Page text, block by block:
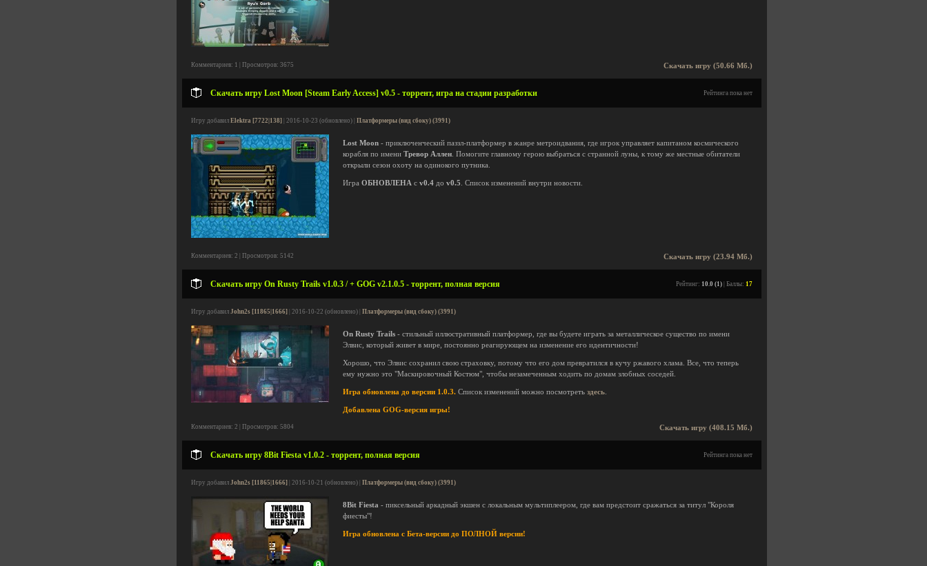
Скачать игру (50.66 Мб.)
Комментариев: 1 | Просмотров: 3675
Скачать игру Lost Moon [Steam Early Access] v0.5 - торрент, игра на стадии разработки Рейтинга пока нет
Игру добавил Elektra [7722|138] | 2016-10-23 (обновлено) | Платформеры (вид сбоку) (3991)
Lost Moon - приключенческий паззл-платформер в жанре метроидвания, где игрок управляет капитаном космического
корабля по имени Тревор Аллен . Помогите главному герою выбраться с странной луны, к тому же местные обитатели
открыли сезон охоту на одинокого путника.
Игра ОБНОВЛЕНА с v0.4 до v0.5 . Список изменений внутри новости.
Скачать игру (23.94 Мб.)
Комментариев: 2 | Просмотров: 5142
Скачать игру On Rusty Trails v1.0.3 / + GOG v2.1.0.5 - торрент, полная версия Рейтинг: 10.0 (1) | Баллы: 17
Игру добавил John2s [11865|1666] | 2016-10-22 (обновлено) | Платформеры (вид сбоку) (3991)
On Rusty Trails - стильный иллюстративный платформер, где вы будете играть за металлическое существо по имени
Элвис, который живет в мире, постоянно реагирующем на изменение его идентичности!
Хорошо, что Элвис сохранил свою страховку, потому что его дом превратился в кучу ржавого хлама. Все, что теперь
ему нужно это "Маскировочный Костюм", чтобы незамеченным ходить по домам злобных соседей.
Игра обновлена до версии 1.0.3. Список изменений можно посмотреть здесь
Добавлена GOG-версия игры!
Скачать игру (408.15 Мб.)
Комментариев: 2 | Просмотров: 5804
Скачать игру 8Bit Fiesta v1.0.2 - торрент, полная версия Рейтинга пока нет
Игру добавил John2s [11865|1666] | 2016-10-21 (обновлено) | Платформеры (вид сбоку) (3991)
8Bit Fiesta - пиксельный аркадный экшен с локальным мультиплеером, где вам предстоит сражаться за титул "Короля
фиесты"!
Игра обновлена с Бета-версии до ПОЛНОЙ версии!